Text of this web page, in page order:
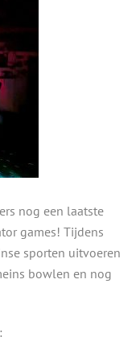
nog een laatste
games! Tijdens
sporten uitvoeren
bowlen en nog